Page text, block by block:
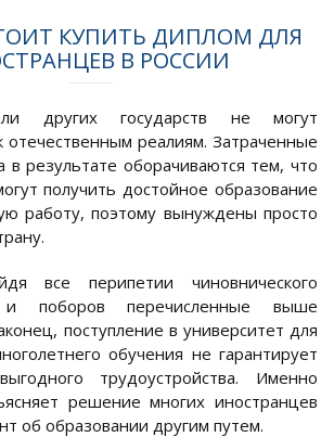
КУПИТЬ ДИПЛОМ ДЛЯ
В РОССИИ
других государств не могут
отечественным реалиям. Затраченные
в результате оборачиваются тем, что
получить достойное образование
работу, поэтому вынуждены просто
все перипетии чиновнического
и поборов перечисленные выше
поступление в университет для
обучения не гарантирует
трудоустройства. Именно
решение многих иностранцев
об образовании другим путем.